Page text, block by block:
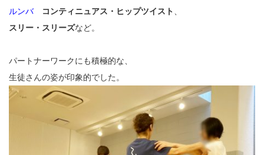
ルンバ コンティニュアス・ヒップツイスト
スリー・スリーズなど。
パートナーワークにも積極的な、
生徒さんの姿が印象的でした。